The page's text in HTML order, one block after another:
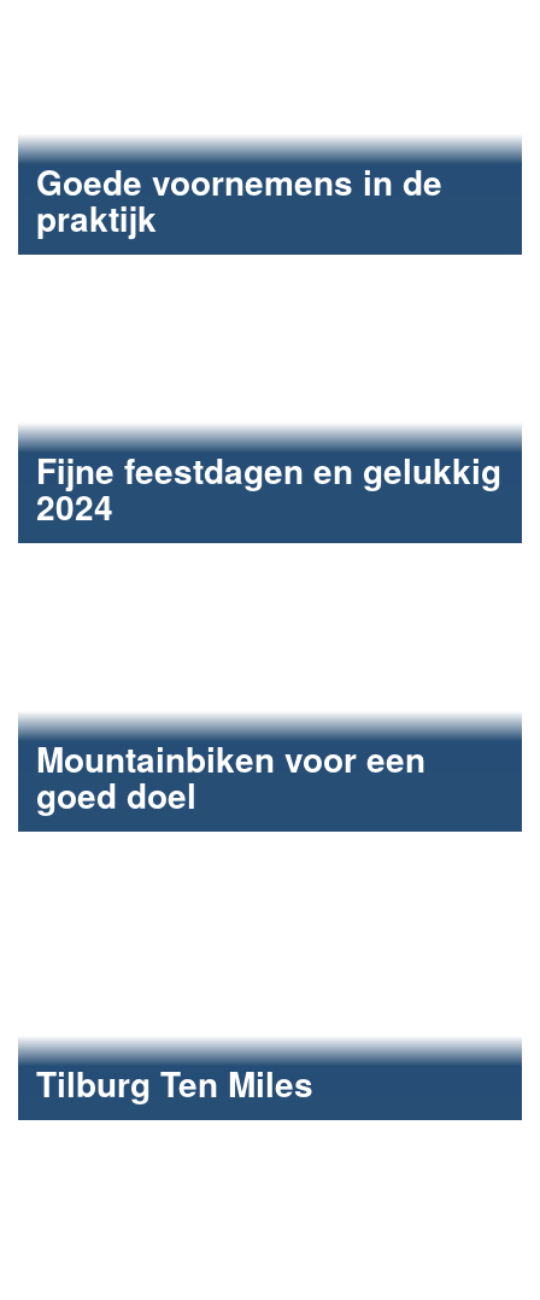
Goede voornemens in de
praktijk
Drie goededoelenacties vanuit Fun2Care.
Fijne feestdagen en gelukkig
2024
Verbondenheid en betrokkenheid.
Mountainbiken voor een
goed doel
Sponsoractie voor Stg Leergeld.
Tilburg Ten Miles
Hardlopen voor twee goede doelen.